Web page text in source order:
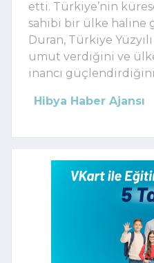
etti. Türkiye’nin
sahibi bir ülke haline
Duran, Türkiye
umut verdiğini ve
inancı
Hibya Haber Ajansı